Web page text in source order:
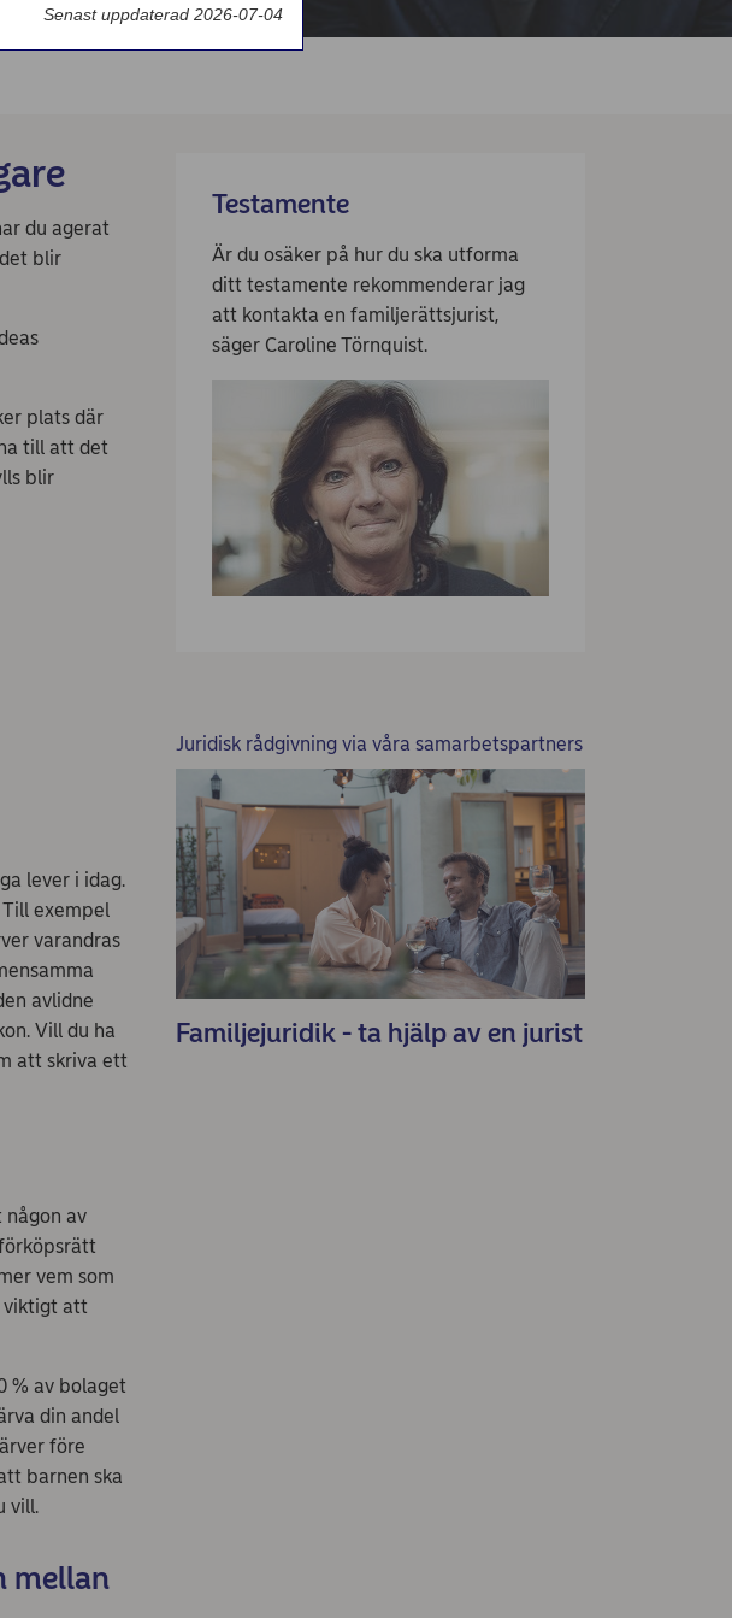
du agerat
blir
plats där
till att det
blir
Testamente
Är du osäker på hur du ska utforma
ditt testamente rekommenderar jag
att kontakta en familjerättsjurist,
säger Caroline Törnquist.
lever i idag.
exempel
varandras
avlidne
Vill du ha
att skriva ett
av
vem som
viktigt att
% av bolaget
din andel
före
barnen ska
vill.
mellan
Juridisk rådgivning via våra samarbetspartners
Familjejuridik - ta hjälp av en jurist
Senast uppdaterad 2026-07-04